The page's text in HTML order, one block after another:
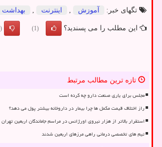
تگهای خبر:
آموزش اینترنت بهداشت
این مطلب را می پسندید؟ (1)
(0)
تازه ترین مطالب مرتبط
مجلس برای یاری صنعت دارو چه کرده است
راز اختلاف قیمت مکمل ها چرا بیمار در داروخانه بیشتر پول می دهد؟
استقرار بالاتر از هزار نیروی اورژانس در مراسم جاماندگان اربعین تهران
تیم های تخصصی درمانی راهی مرزهای اربعین شدند